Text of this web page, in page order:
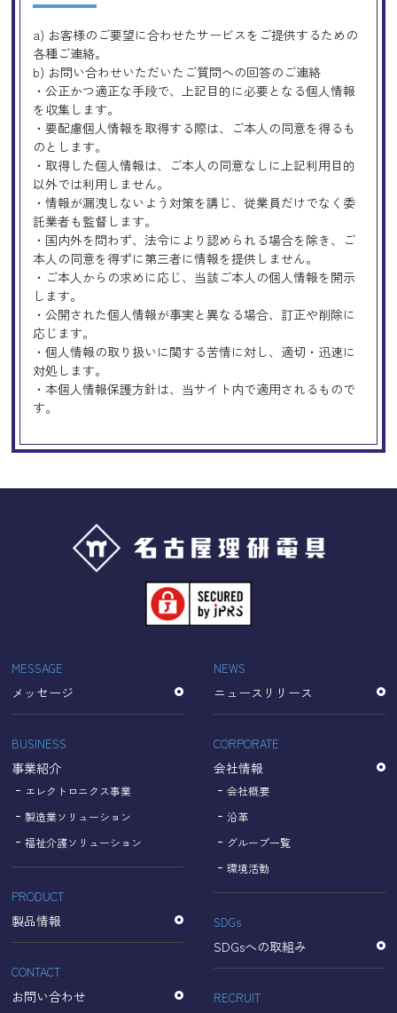
a) お客様のご要望に合わせたサービスをご提供するための
各種ご連絡。
b) お問い合わせいただいたご質問への回答のご連絡
・公正かつ適正な手段で、上記目的に必要となる個人情報
を収集します。
・要配慮個人情報を取得する際は、ご本人の同意を得るも
のとします。
・取得した個人情報は、ご本人の同意なしに上記利用目的
以外では利用しません。
・情報が漏洩しないよう対策を講じ、従業員だけでなく委
託業者も監督します。
・国内外を問わず、法令により認められる場合を除き、ご
本人の同意を得ずに第三者に情報を提供しません。
・ご本人からの求めに応じ、当該ご本人の個人情報を開示
します。
・公開された個人情報が事実と異なる場合、訂正や削除に
応じます。
・個人情報の取り扱いに関する苦情に対し、適切・迅速に
対処します。
・本個人情報保護方針は、当サイト内で適用されるもので
す。
Googleアナリティクスの使用につい
当サイトでは、より良いサービスの提供、またユーザビリ
ティの向上のため、Googleアナリティクスを使用し、当サ
イトの利用状況などのデータ収集及び解析を行っておりま
す。その際、「Cookie」を通じて、Googleがお客様のIPア
ドレスなどの情報を収集する場合がありますが、
「Cookie」で収集される情報は個人を特定できるものでは
収集されたデータはGoogleのプライバシーポリシーにおい
て管理されます。
なお、当サイトのご利用をもって、上述の方法・目的にお
いてGoogle及び当サイトが行うデータ処理に関し、お客様
【Googleのプライバシーポリシー】
https://policies.google.com/privacy?hl=ja
https://policies.google.com/technologies/partner-sites?
hl=ja
個人情報に関するお問い合わせ窓口
名古屋理研電具株式会社
TEL：052-833-1248
MESSAGE
メッセージ
BUSINESS
事業紹介
エレクトロニクス事業
製造業ソリューション
福祉介護ソリューション
PRODUCT
製品情報
CONTACT
お問い合わせ
NEWS
ニュースリリース
CORPORATE
会社情報
会社概要
沿革
グループ一覧
環境活動
SDGs
SDGsへの取組み
RECRUIT